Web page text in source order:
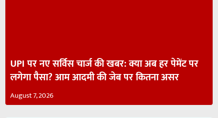
UPI पर नए सर्विस चार्ज की खबर: क्या अब हर पेमेंट पर
लगेगा पैसा? आम आदमी की जेब पर कितना असर
August 7, 2026